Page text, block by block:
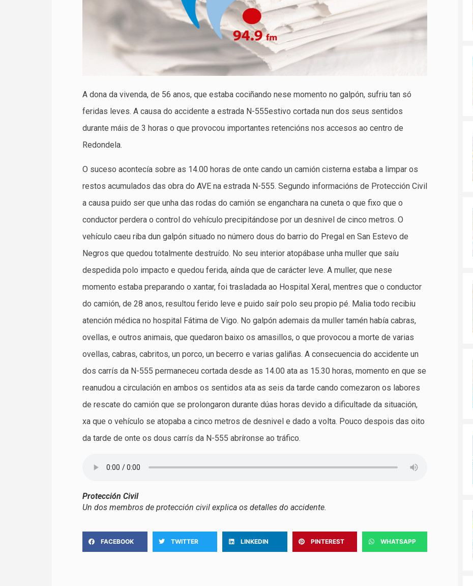
A dona da vivenda, de 56 anos, que estaba cociñando nese momento no galpón, sufriu tan só
feridas leves. A causa do accidente a estrada N-555estivo cortada nun dos seus sentidos
durante máis de 3 horas o que provocou importantes retencións nos accesos ao centro de
Redondela.
O suceso acontecía sobre as 14.00 horas de onte cando un camión cisterna estaba a limpar os
restos acumulados das obra do AVE na estrada N-555. Segundo informacións de Protección Civil
a causa puido ser que unha das rodas do camión se enganchara na cuneta o que fixo que o
conductor perdera o control do vehículo precipitándose por un desnivel de cinco metros. O
vehículo caeu riba dun galpón situado no número dous do barrio do Pregal en San Estevo de
Negros que quedou totalmente destruído. No seu interior atopábase unha muller que saíu
despedida polo impacto e quedou ferida, aínda que de carácter leve. A muller, que nese
momento estaba preparando o xantar, foi trasladada ao Hospital Xeral, mentres que o conductor
do camión, de 28 anos, resultou ferido leve e puido saír polo seu propio pé. Malia todo recibiu
atención médica no hospital Fátima de Vigo. No galpón ademais da muller tamén había cabras,
ovellas, e outros animais, que quedaron baixo os amasillos, o que provocou a morte de varias
ovellas, cabras, cabritos, un porco, un becerro e varias galiñas. A consecuencia do accidente un
dos carrís da N-555 permaneceu cortada desde as 14.00 ata as 15.30 horas, momento en que se
reanudou a circulación en ambos os sentidos ata as seis da tarde cando comezaron os labores
de rescate do camión que se prolongaron durante dúas horas devido a dificultade da situación,
xa que o vehículo se atopaba a cinco metros de desnivel e dado a volta. Pouco despois das oito
da tarde de onte os dous carrís da N-555 abríronse ao tráfico.
Protección Civil
Un dos membros de protección civil explica os detalles do accidente.
FACEBOOK TWITTER LINKEDIN PINTEREST WHATSAPP